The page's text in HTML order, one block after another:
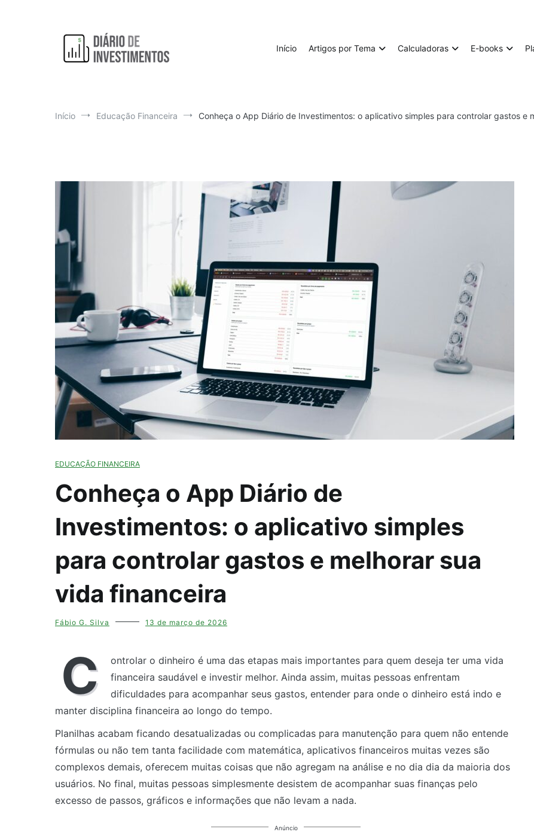
Início Artigos por Tema Calculadoras E-books
Início Educação Financeira Conheça o App Diário de Investimentos: o aplicativo simples para controlar gastos e
EDUCAÇÃO FINANCEIRA
Conheça o App Diário de
Investimentos: o aplicativo simples
para controlar gastos e melhorar sua
vida financeira
Fábio G. Silva 13 de março de 2026
C
ontrolar o dinheiro é uma das etapas mais importantes para quem deseja ter uma vida
financeira saudável e investir melhor. Ainda assim, muitas pessoas enfrentam
dificuldades para acompanhar seus gastos, entender para onde o dinheiro está indo e
manter disciplina financeira ao longo do tempo.
Planilhas acabam ficando desatualizadas ou complicadas para manutenção para quem não entende
fórmulas ou não tem tanta facilidade com matemática, aplicativos financeiros muitas vezes são
complexos demais, oferecem muitas coisas que não agregam na análise e no dia dia da maioria dos
usuários. No final, muitas pessoas simplesmente desistem de acompanhar suas finanças pelo
excesso de passos, gráficos e informações que não levam a nada.
Anúncio